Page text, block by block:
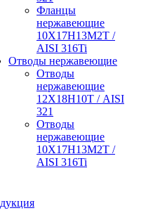
Фланцы
нержавеющие
10Х17Н13М2Т /
AISI 316Ti
Отводы нержавеющие
Отводы
нержавеющие
12Х18Н10Т / AISI
321
Отводы
нержавеющие
10Х17Н13М2Т /
AISI 316Ti